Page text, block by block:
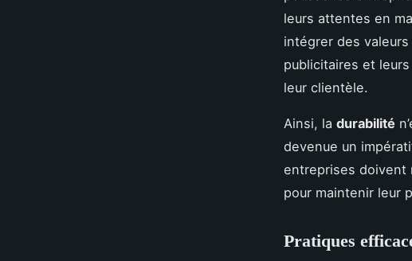
leurs attentes en
intégrer des
publicitaires et
leur clientèle.
Ainsi, la durabilité
devenue un
entreprises doivent
pour maintenir leur
Pratiques